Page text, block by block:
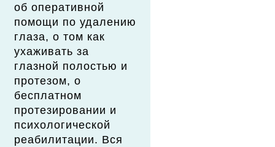
об оперативной
помощи по удалению
глаза, о том как
ухаживать за
глазной полостью и
протезом, о
бесплатном
протезировании и
психологической
реабилитации. Вся